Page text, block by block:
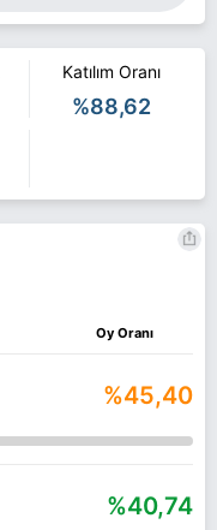
Katılım Oranı
%88,62
Oy Oranı
%45,40
%40,74